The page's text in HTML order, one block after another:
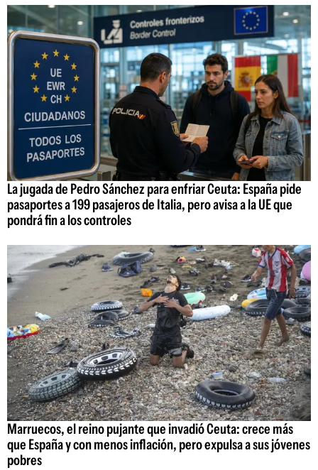
La jugada de Pedro Sánchez para enfriar Ceuta: España pide
pasaportes a 199 pasajeros de Italia, pero avisa a la UE que
pondrá fin a los controles
Marruecos, el reino pujante que invadió Ceuta: crece más
que España y con menos inflación, pero expulsa a sus jóvenes
pobres